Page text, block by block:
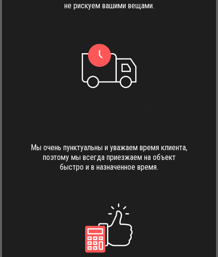
не рискуем вашими вещами.
Мы очень пунктуальны и уважаем время клиента,
поэтому мы всегда приезжаем на объект
быстро и в назначенное время.